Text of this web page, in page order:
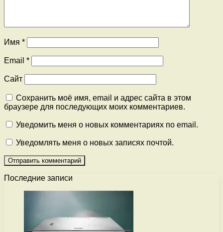
Имя *
Email *
Сайт
Сохранить моё имя, email и адрес сайта в этом
браузере для последующих моих комментариев.
Уведомить меня о новых комментариях по email.
Уведомлять меня о новых записях почтой.
Последние записи